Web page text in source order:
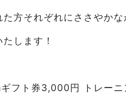
方それぞれにささやか
します！
フト券3,000円 トレーニ